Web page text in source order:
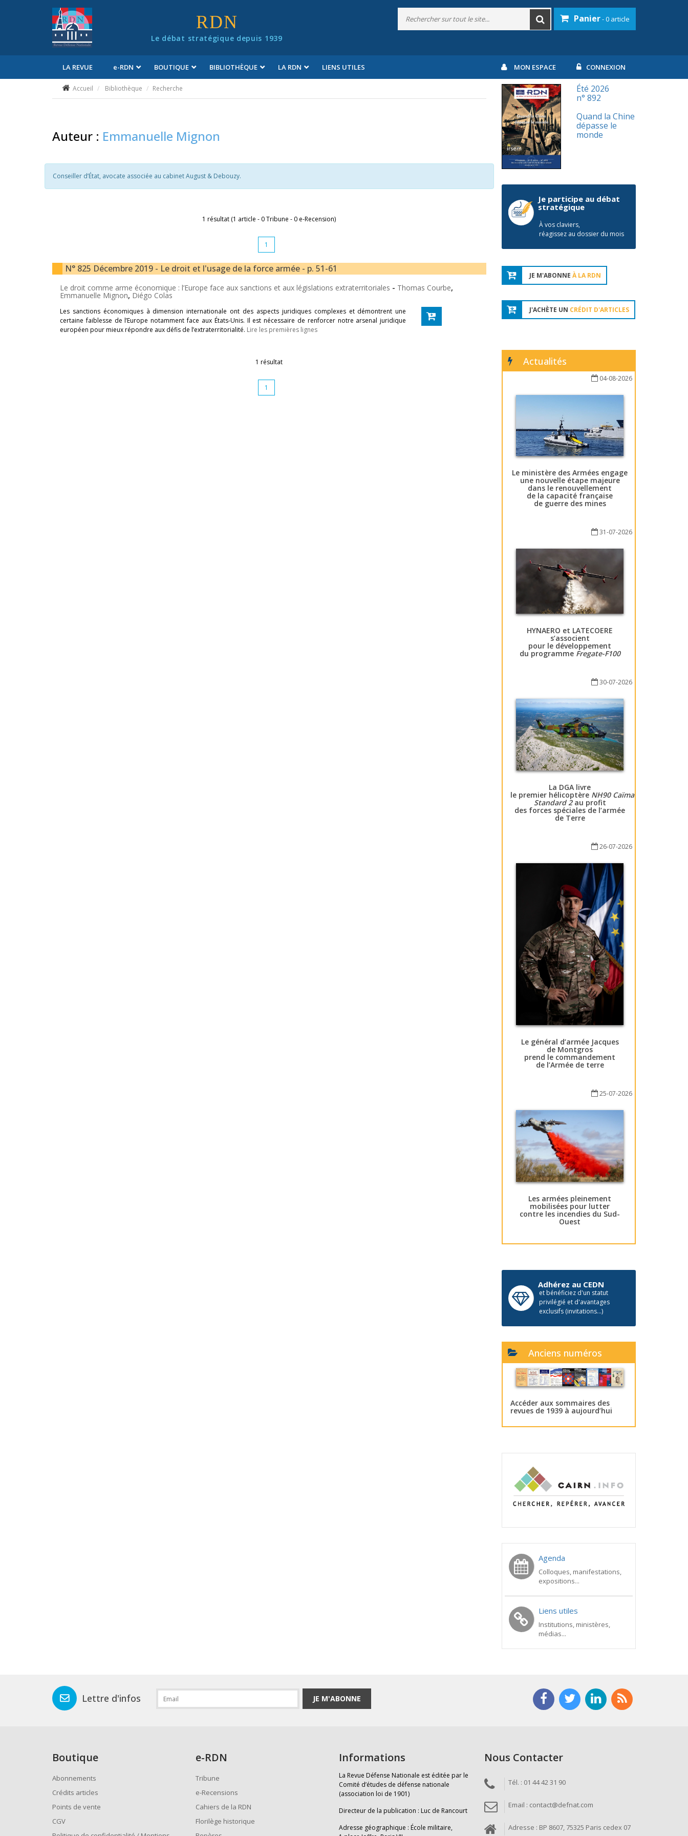
RDN
Le débat stratégique depuis 1939
Panier- 0 article
LA REVUE e-RDN BOUTIQUE BIBLIOTHÈQUE LA RDN LIENS UTILES MON ESPACE CONNEXION
Accueil Bibliothèque Recherche
Auteur : Emmanuelle Mignon
Conseiller d’État, avocate associée au cabinet August & Debouzy.
1 résultat (1 article - 0 Tribune - 0 e-Recension)
1
N° 825 Décembre 2019 - Le droit et l'usage de la force armée - p. 51-61
Le droit comme arme économique : l’Europe face aux sanctions et aux législations extraterritoriales - Thomas Courbe,
Emmanuelle Mignon, Diégo Colas
Les sanctions économiques à dimension internationale ont des aspects juridiques complexes et démontrent une
certaine faiblesse de l’Europe notamment face aux États-Unis. Il est nécessaire de renforcer notre arsenal juridique
européen pour mieux répondre aux défis de l’extraterritorialité. Lire les premières lignes
1 résultat
1
Été 2026
n° 892
Quand la Chine
dépasse le
monde
Je participe au débat
stratégique
À vos claviers,
réagissez au dossier du mois
JE M'ABONNE À LA RDN
J'ACHÈTE UN CRÉDIT D'ARTICLES
Actualités
04-08-2026
Le ministère des Armées engage
une nouvelle étape majeure
dans le renouvellement
de la capacité française
de guerre des mines
31-07-2026
HYNAERO et LATECOERE
s’associent
pour le développement
du programme Fregate-F100
30-07-2026
La DGA livre
le premier hélicoptère NH90 Caïman
Standard 2au profit
des forces spéciales de l’armée
de Terre
26-07-2026
Le général d’armée Jacques
de Montgros
prend le commandement
de l’Armée de terre
25-07-2026
Les armées pleinement
mobilisées pour lutter
contre les incendies du Sud-
Ouest
Adhérez au CEDN
et bénéficiez d'un statut
privilégié et d'avantages
exclusifs (invitations...)
Anciens numéros
Accéder aux sommaires des
revues de 1939 à aujourd’hui
Agenda
Colloques, manifestations,
expositions...
Liens utiles
Institutions, ministères,
médias...
Lettre d'infos JE M'ABONNE
Boutique
Abonnements
Crédits articles
Points de vente
CGV
e-RDN
Tribune
e-Recensions
Cahiers de la RDN
Florilège historique
Informations
La Revue Défense Nationale est éditée par le
Comité d’études de défense nationale
(association loi de 1901)
Directeur de la publication : Luc de Rancourt
Adresse géographique : École militaire,
Nous Contacter
Tél. : 01 44 42 31 90
Email : contact@defnat.com
Adresse : BP 8607, 75325 Paris cedex 07